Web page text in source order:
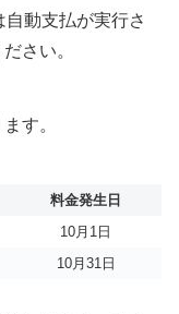
動支払が実行さ
さい。
す。
料金発生日
10月1日
10月31日